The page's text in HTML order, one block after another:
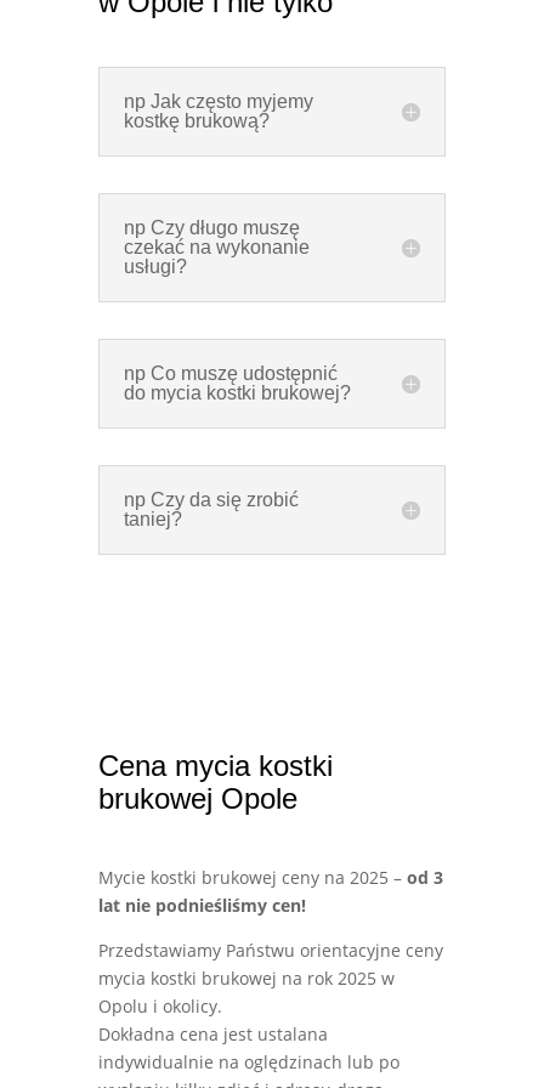
np Jak często myjemy
kostkę brukową?
np Czy długo muszę
czekać na wykonanie
usługi?
np Co muszę udostępnić
do mycia kostki brukowej?
np Czy da się zrobić
taniej?
Cena mycia kostki
brukowej Opole
Mycie kostki brukowej ceny na 2025 – od 3
lat nie podnieśliśmy cen!
Przedstawiamy Państwu orientacyjne ceny
mycia kostki brukowej na rok 2025 w
Opolu i okolicy.
Dokładna cena jest ustalana
indywidualnie na oględzinach lub po